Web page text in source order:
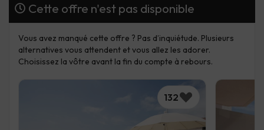
Cette offre n'est pas disponible
Vous avez manqué cette offre ? Pas d’inquiétude. Plusieurs
alternatives vous attendent et vous allez les adorer.
Choisissez la vôtre avant la fin du compte à rebours.
132